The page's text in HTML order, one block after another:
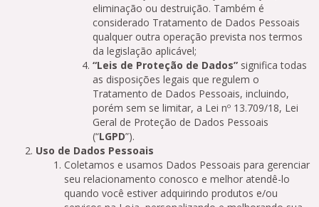
eliminação ou destruição. Também é
considerado Tratamento de Dados Pessoais
qualquer outra operação prevista nos termos
da legislação aplicável;
“Leis de Proteção de Dados” significa todas
as disposições legais que regulem o
Tratamento de Dados Pessoais, incluindo,
porém sem se limitar, a Lei nº 13.709/18, Lei
Geral de Proteção de Dados Pessoais
(“LGPD”).
Uso de Dados Pessoais
Coletamos e usamos Dados Pessoais para gerenciar
seu relacionamento conosco e melhor atendê-lo
quando você estiver adquirindo produtos e/ou